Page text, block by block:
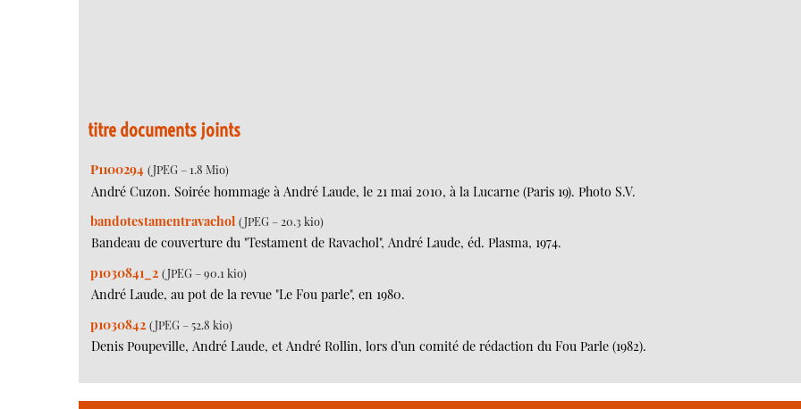
titre documents joints
P1100294 (JPEG – 1.8 Mio)
André Cuzon. Soirée hommage à André Laude, le 21 mai 2010, à la Lucarne (Paris 19). Photo S.V.
bandotestamentravachol (JPEG – 20.3 kio)
Bandeau de couverture du "Testament de Ravachol", André Laude, éd. Plasma, 1974.
p1030841_2 (JPEG – 90.1 kio)
André Laude, au pot de la revue "Le Fou parle", en 1980.
p1030842 (JPEG – 52.8 kio)
Denis Poupeville, André Laude, et André Rollin, lors d’un comité de rédaction du Fou Parle (1982).